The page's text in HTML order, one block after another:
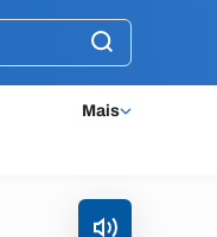
Mais